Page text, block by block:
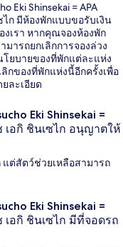
Eki Shinsekai = APA
ก มีห้องพักแบบขอรับเงิน
เรา หากคุณจองห้องพัก
ารถยกเลิกการจองล่วง
ยบายของที่พักแต่ละแห่ง
กของที่พักแห่งนี้อีกครั้งเพื่อ
ละเอียด
Eki Shinsekai =
เอกิ ชินเซไก อนุญาตให้
ต่สัตว์ช่วยเหลือสามารถ
Eki Shinsekai =
อกิ ชินเซไก มีที่จอดรถ